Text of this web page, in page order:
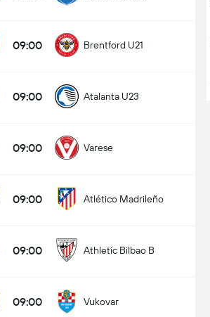
09:00 Brentford U21
09:00 Atalanta U23
09:00 Varese
09:00 Atlético Madrileño
09:00 Athletic Bilbao B
09:00 Vukovar